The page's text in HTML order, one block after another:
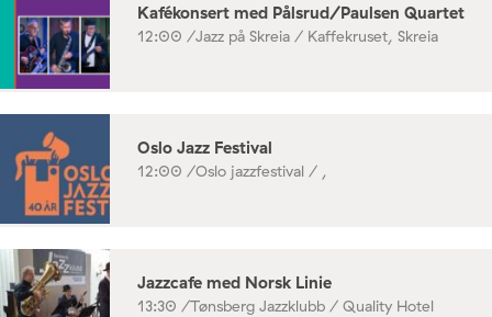
Kafékonsert med Pålsrud/Paulsen Quartet
12:00 /Jazz på Skreia / Kaffekruset, Skreia
Oslo Jazz Festival
12:00 /Oslo jazzfestival / ,
Jazzcafe med Norsk Linie
13:30 /Tønsberg Jazzklubb / Quality Hotel